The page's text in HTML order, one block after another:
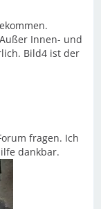
Innen- und
Bild4 ist der
fragen. Ich
dankbar.